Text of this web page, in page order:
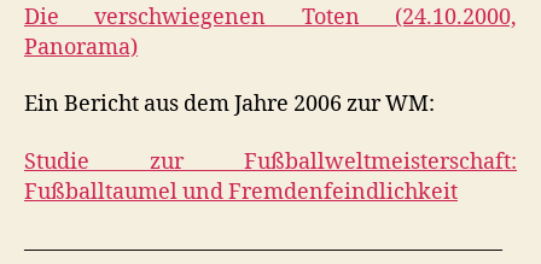
Die verschwiegenen Toten (24.10.2000,
Panorama)
Ein Bericht aus dem Jahre 2006 zur WM:
Studie zur Fußballweltmeisterschaft:
Fußballtaumel und Fremdenfeindlichkeit
——————————————————————